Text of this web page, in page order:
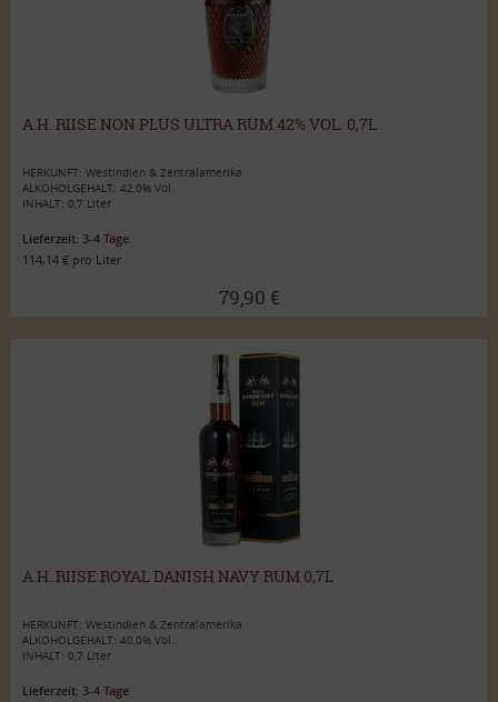
A.H. RIISE NON PLUS ULTRA RUM 42% VOL. 0,7L
HERKUNFT: Westindien & Zentralamerika
ALKOHOLGEHALT: 42,0% Vol.
INHALT: 0,7 Liter
Lieferzeit: 3-4 Tage
114,14 € pro Liter
79,90 €
A.H. RIISE ROYAL DANISH NAVY RUM 0,7L
HERKUNFT: Westindien & Zentralamerika
ALKOHOLGEHALT: 40,0% Vol.
INHALT: 0,7 Liter
Lieferzeit: 3-4 Tage